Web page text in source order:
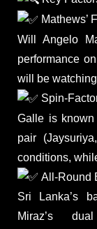
Mathews’
Will Angelo
performance
will be
Spin-
Galle is known
pair
conditions,
All‑Round
Sri Lanka’s
Miraz’s